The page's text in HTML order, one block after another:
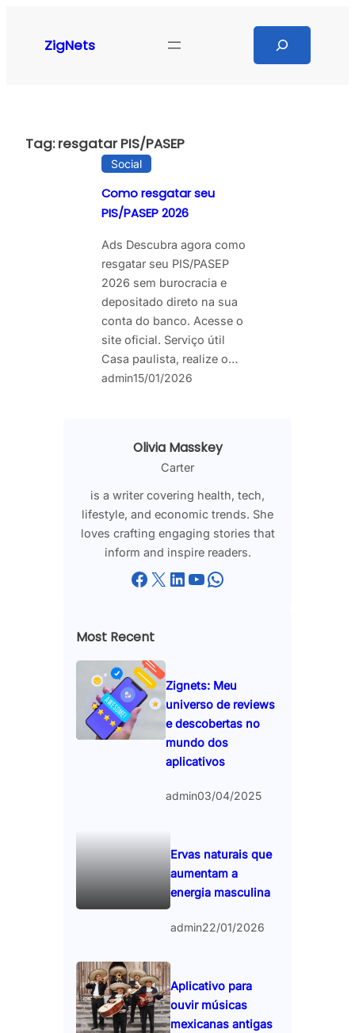
ZigNets
Tag:resgatar PIS/PASEP
Social
Como resgatar seu
PIS/PASEP 2026
Ads Descubra agora como
resgatar seu PIS/PASEP
2026 sem burocracia e
depositado direto na sua
conta do banco. Acesse o
site oficial. Serviço útil
Casa paulista, realize o…
admin15/01/2026
Olivia Masskey
Carter
is a writer covering health, tech,
lifestyle, and economic trends. She
loves crafting engaging stories that
inform and inspire readers.
Facebook X LinkedIn YouTube WhatsApp
Most Recent
Zignets: Meu
universo de reviews
e descobertas no
mundo dos
aplicativos
admin03/04/2025
Ervas naturais que
aumentam a
energia masculina
admin22/01/2026
Aplicativo para
ouvir músicas
mexicanas antigas